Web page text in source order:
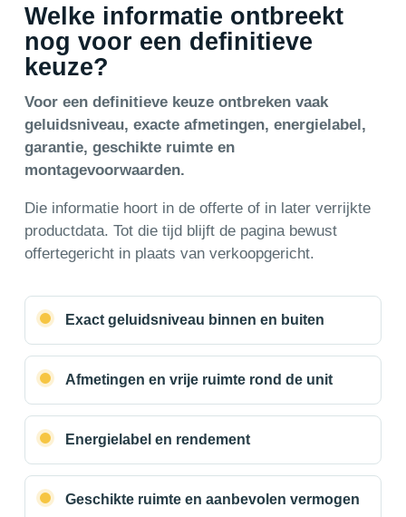
Welke informatie ontbreekt
nog voor een definitieve
keuze?
Voor een definitieve keuze ontbreken vaak
geluidsniveau, exacte afmetingen, energielabel,
garantie, geschikte ruimte en
montagevoorwaarden.
Die informatie hoort in de offerte of in later verrijkte
productdata. Tot die tijd blijft de pagina bewust
offertegericht in plaats van verkoopgericht.
Exact geluidsniveau binnen en buiten
Afmetingen en vrije ruimte rond de unit
Energielabel en rendement
Geschikte ruimte en aanbevolen vermogen